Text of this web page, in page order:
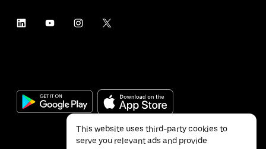
This website uses third-party cookies to
serve you relevant ads and provide